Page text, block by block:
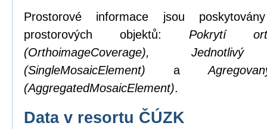
Prostorové informace jsou
prostorových objektů: Pokrytí
(OrthoimageCoverage),
(SingleMosaicElement) a
(AggregatedMosaicElement).
Data v resortu ČÚZK